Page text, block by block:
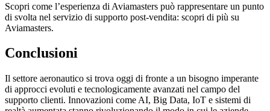
Scopri come l’esperienza di Aviamasters può rappresentare un punto
di svolta nel servizio di supporto post-vendita: scopri di più su
Aviamasters.
Conclusioni
Il settore aeronautico si trova oggi di fronte a un bisogno imperante
di approcci evoluti e tecnologicamente avanzati nel campo del
supporto clienti. Innovazioni come AI, Big Data, IoT e sistemi di